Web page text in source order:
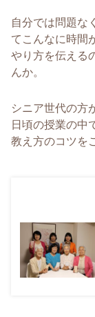
自分では問題な
てこんなに時間
やり方を伝える
んか。
シニア世代の方
日頃の授業の中
教え方のコツを